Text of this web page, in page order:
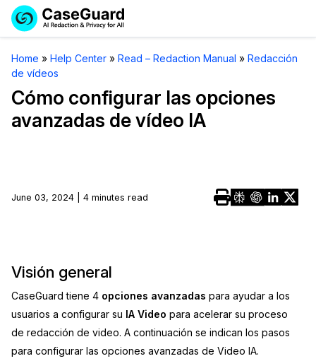
Servicios
Licencia de CaseGuard Studio
Precios de Redacción a Pedido
Soluciones
Redacción de vídeos
Redacción de audio
Redacción de imágenes
Transcripción y Traducción
Industrias
Transportación
Educación
El Gobierno
Sector Jurídico
Recursos
Artículos
Casos Practicos
Solicitar cotización
Demo
Home » Help Center » Read – Redaction Manual » Redacción
de vídeos
Cómo configurar las opciones
avanzadas de vídeo IA
June 03, 2024 | 4 minutes read
Visión general
CaseGuard tiene 4 opciones avanzadas para ayudar a los
usuarios a configurar su IA Video para acelerar su proceso
de redacción de video. A continuación se indican los pasos
para configurar las opciones avanzadas de Video IA.